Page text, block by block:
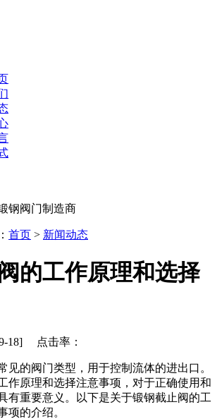
首页 > 新闻动态
的工作原理和选择
18] 点击率：
见的阀门类型，用于控制流体的进出口。
作原理和选择注意事项，对于正确使用和
有重要意义。以下是关于锻钢截止阀的工
项的介绍。